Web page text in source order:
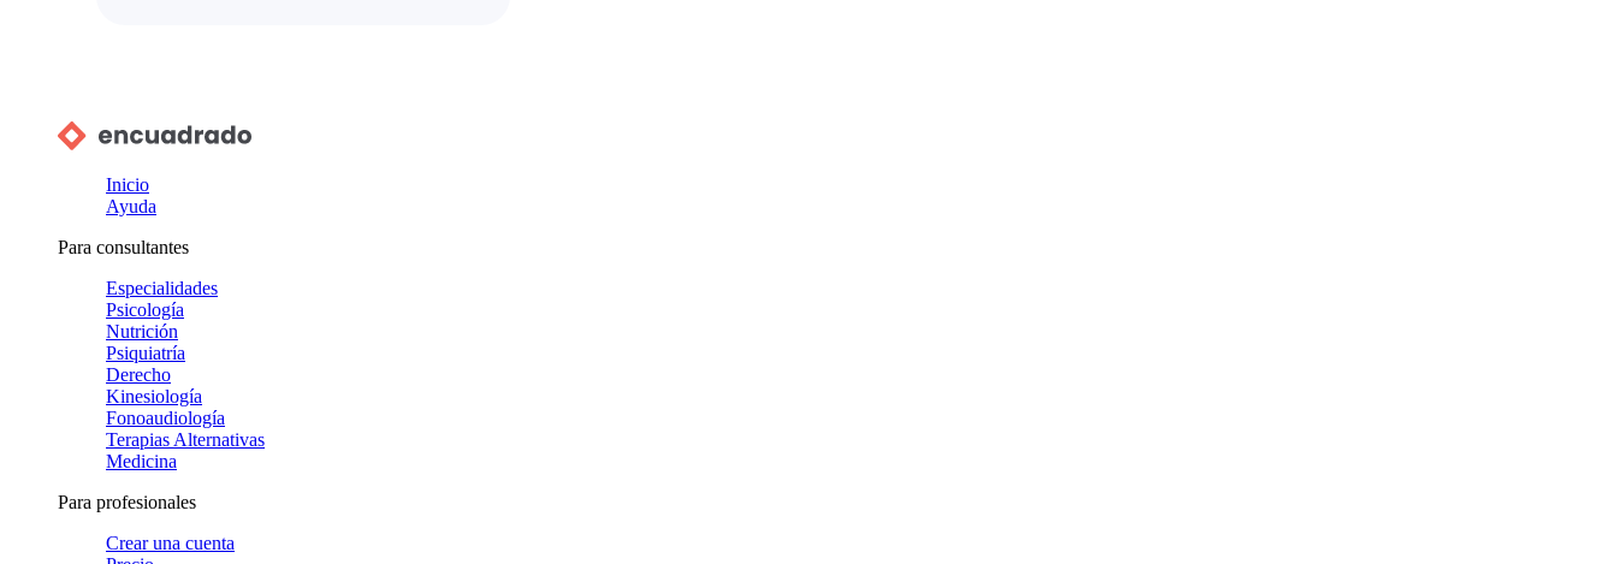
Inicio
Ayuda
Para consultantes
Especialidades
Psicología
Nutrición
Psiquiatría
Derecho
Kinesiología
Fonoaudiología
Terapias Alternativas
Medicina
Para profesionales
Crear una cuenta